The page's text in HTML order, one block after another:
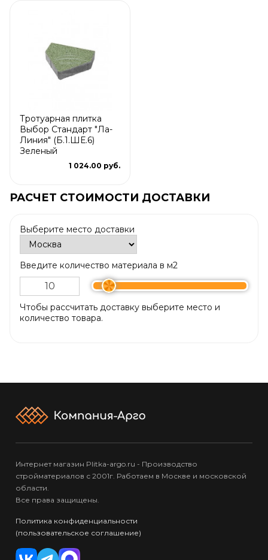
Тротуарная плитка
Выбор Стандарт "Ла-
Линия" (Б.1.ШЕ.6)
Зеленый
1 024.00 руб.
РАСЧЕТ СТОИМОСТИ ДОСТАВКИ
Выберите место доставки
Введите количество материала в м2
Чтобы рассчитать доставку выберите место и
количество товара.
Интернет магазин Plitka-argo.ru - Производство
стройматериалов с 2001г. Работаем в Москве и московской
области.
Все права защищены.
Политика конфиденциальности
(пользовательское соглашение)